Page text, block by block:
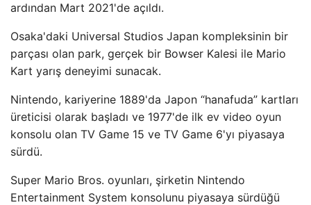
ardından Mart 2021'de açıldı.
Osaka'daki Universal Studios Japan kompleksinin bir
parçası olan park, gerçek bir Bowser Kalesi ile Mario
Kart yarış deneyimi sunacak.
Nintendo, kariyerine 1889'da Japon “hanafuda” kartları
üreticisi olarak başladı ve 1977'de ilk ev video oyun
konsolu olan TV Game 15 ve TV Game 6'yı piyasaya
sürdü.
Super Mario Bros. oyunları, şirketin Nintendo
Entertainment System konsolunu piyasaya sürdüğü